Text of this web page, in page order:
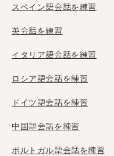
スペイン語会話を練習
英会話を練習
イタリア語会話を練習
ロシア語会話を練習
ドイツ語会話を練習
中国語会話を練習
ポルトガル語会話を練習